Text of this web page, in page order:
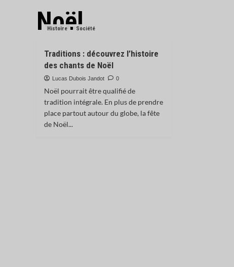
Noël
Histoire Société
Traditions : découvrez l’histoire
des chants de Noël
Lucas Dubois Jandot 0
Noël pourrait être qualifié de
tradition intégrale. En plus de prendre
place partout autour du globe, la fête
de Noël...